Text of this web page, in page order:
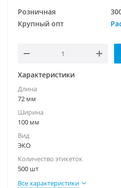
Розничная
Крупный опт
Характеристики
Длина
72 мм
Ширина
100 мм
Вид
ЭКО
Количество этикеток
500 шт
Все характеристики